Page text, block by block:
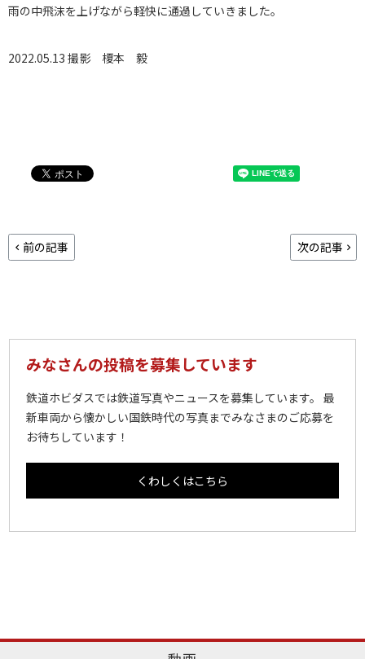
雨の中飛沫を上げながら軽快に通過していきました。
2022.05.13 撮影 榎本 毅
前の記事 次の記事
みなさんの投稿を募集しています
鉄道ホビダスでは鉄道写真やニュースを募集しています。 最
新車両から懐かしい国鉄時代の写真までみなさまのご応募を
お待ちしています！
くわしくはこちら